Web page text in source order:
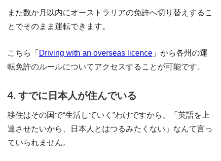
また数か月以内にオーストラリアの免許へ切り替えするこ
とでそのまま運転できます。
こちら「 Driving with an overseas licence 」から各州の運
転免許のルールについてアクセスすることが可能です。
4. すでに日本人が住んでいる
移住はその国で“生活していく”わけですから、「英語を上
達させたいから、日本人とはつるみたくない」なんて言っ
ていられません。